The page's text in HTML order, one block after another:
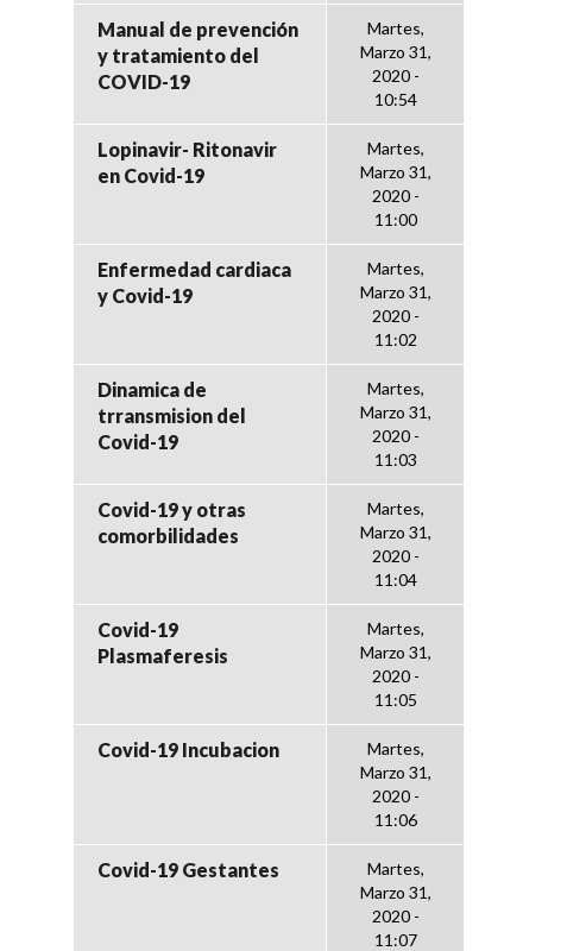
Manual de prevención
y tratamiento del
COVID-19
Martes,
Marzo 31,
2020 -
10:54
Lopinavir- Ritonavir
en Covid-19
Martes,
Marzo 31,
2020 -
11:00
Enfermedad cardiaca
y Covid-19
Martes,
Marzo 31,
2020 -
11:02
Dinamica de
trransmision del
Covid-19
Martes,
Marzo 31,
2020 -
11:03
Covid-19 y otras
comorbilidades
Martes,
Marzo 31,
2020 -
11:04
Covid-19
Plasmaferesis
Martes,
Marzo 31,
2020 -
11:05
Covid-19 Incubacion
Martes,
Marzo 31,
2020 -
11:06
Covid-19 Gestantes
Martes,
Marzo 31,
2020 -
11:07